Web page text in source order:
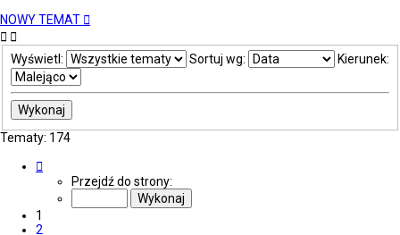
NOWY TEMAT
Wyświetl: Sortuj wg: Kierunek:
Tematy: 174
Przejdź do strony:
1
2